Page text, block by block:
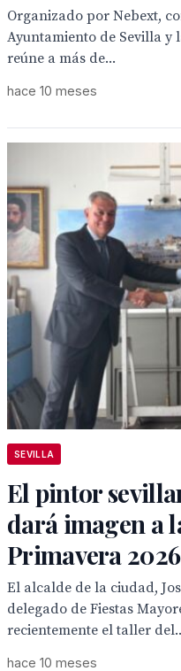
Organizado por Nebext,
Ayuntamiento de Sevilla y
reúne a más de...
hace 10 meses
SEVILLA
El pintor
dará imagen a
Primavera
El alcalde de la ciudad,
delegado de Fiestas
recientemente el taller
hace 10 meses